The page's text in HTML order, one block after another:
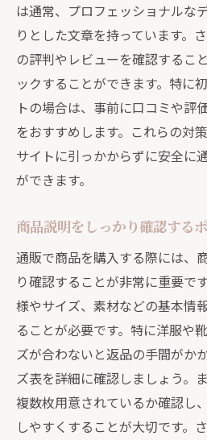
は通常、プロフェッショナルな
りとした文章を持っています。
の評判やレビューを確認するこ
ックすることができます。特に
トの場合は、事前に口コミや評
をおすすめします。これらの対
サイトに引っかからずに安全に
ができます。
商品説明をしっかり確認する
通販で商品を購入する際には、
り確認することが非常に重要で
様やサイズ、素材などの基本情
ることが必要です。特に洋服や
ズが合わないと返品の手間がか
ズ表を詳細に確認しましょう。
複数枚用意されているか確認し
しやすくすることが大切です。